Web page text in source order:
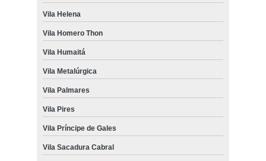
Vila Helena
Vila Homero Thon
Vila Humaitá
Vila Metalúrgica
Vila Palmares
Vila Pires
Vila Príncipe de Gales
Vila Sacadura Cabral